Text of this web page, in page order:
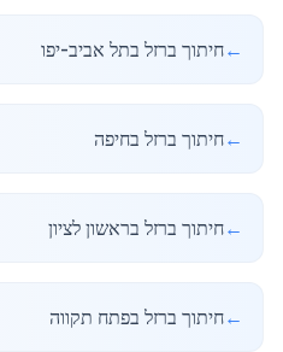
←חיתוך ברזל בתל אביב-יפו
←חיתוך ברזל בחיפה
←חיתוך ברזל בראשון לציון
←חיתוך ברזל בפתח תקווה